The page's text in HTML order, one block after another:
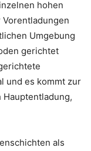
hohen
Umgebung
gerichtet
und es kommt zur
als